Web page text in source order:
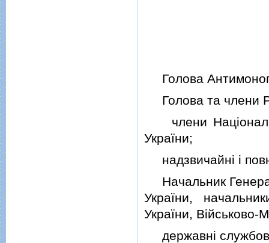
Голова
Голова та члени
члени
України;
надзвичайнi i
Начальник
України,
України, Вiйськово-
державнi